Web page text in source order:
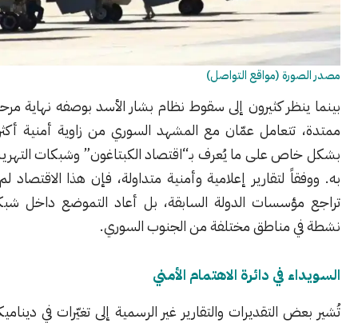
(مواقع التواصل)
كثيرون إلى سقوط نظام بشار الأسد بوصفه نهاية مرحلة سياسية
عمّان مع المشهد السوري من زاوية أمنية أكثر حذراً، تركّز
على ما يُعرف بـ“اقتصاد الكبتاغون” وشبكات التهريب المرتبطة
لتقارير إعلامية وأمنية متداولة، فإن هذا الاقتصاد لم يختفِ مع
الدولة السابقة، بل أعاد التموضع داخل شبكات محلية
مناطق مختلفة من الجنوب السوري.
في دائرة الاهتمام الأمني
التقديرات والتقارير غير الرسمية إلى تغيّرات في ديناميكيات النفوذ